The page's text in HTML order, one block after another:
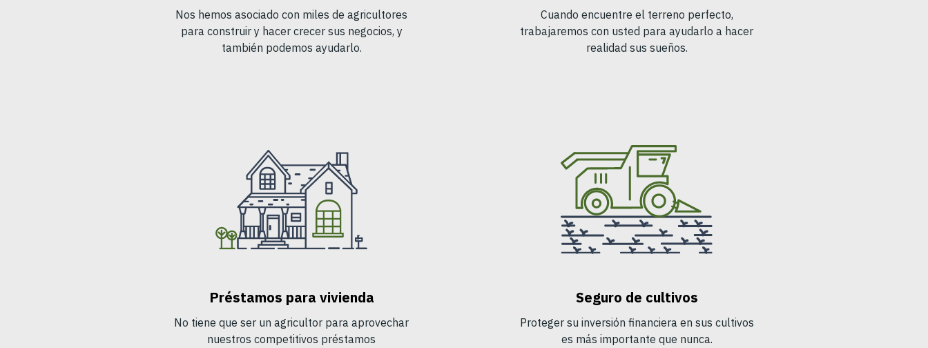
Nos hemos asociado con miles de agricultores
para construir y hacer crecer sus negocios, y
también podemos ayudarlo.
Cuando encuentre el terreno perfecto,
trabajaremos con usted para ayudarlo a hacer
realidad sus sueños.
Préstamos para vivienda
No tiene que ser un agricultor para aprovechar
nuestros competitivos préstamos
Seguro de cultivos
Proteger su inversión financiera en sus cultivos
es más importante que nunca.